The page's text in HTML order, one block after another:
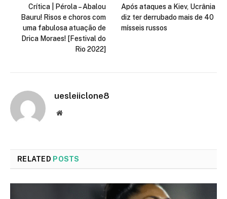
Crítica | Pérola – Abalou
Bauru! Risos e choros com
uma fabulosa atuação de
Drica Moraes! [Festival do
Rio 2022]
Após ataques a Kiev, Ucrânia
diz ter derrubado mais de 40
mísseis russos
uesleiiclone8
Website
RELATED POSTS